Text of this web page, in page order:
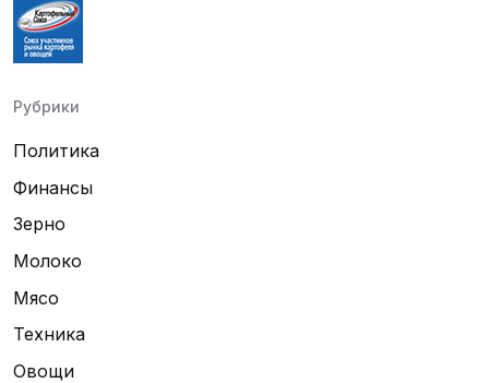
Рубрики
Политика
Финансы
Зерно
Молоко
Мясо
Техника
Овощи